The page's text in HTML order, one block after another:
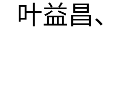
叶益昌、